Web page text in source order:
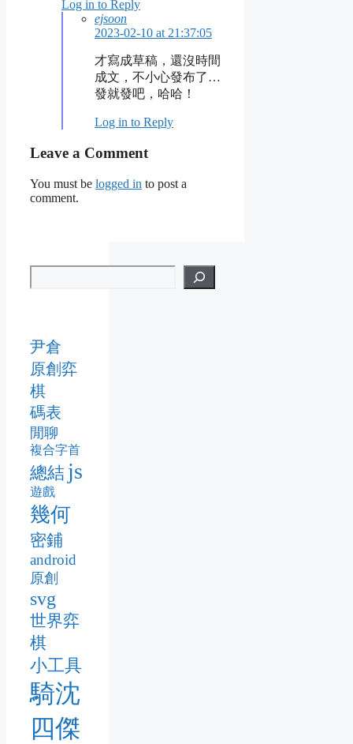
Log in to Reply
ejsoon
2023-02-10 at 21:37:05
才寫成草稿，還沒時間
成文，不小心發布了…
發就發吧，哈哈！
Log in to Reply
Leave a Comment
You must be logged in to post a
comment.
尹倉
原創弈
棋
碼表
閒聊
複合字首
總結 js
遊戲
幾何
密鋪
android
原創
svg
世界弈
棋
小工具
騎沈
四傑